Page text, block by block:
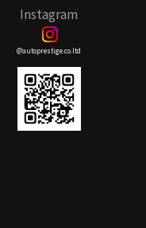
Instagram
@autoprestige.co.ltd